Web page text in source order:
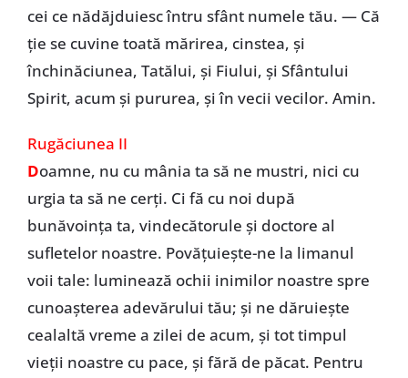
cei ce nădăjduiesc întru sfânt numele tău. — Că
ţie se cuvine toată mărirea, cinstea, şi
închinăciunea, Tatălui, şi Fiului, şi Sfântului
Spirit, acum şi pururea, şi în vecii vecilor. Amin.
Rugăciunea II
Doamne, nu cu mânia ta să ne mustri, nici cu
urgia ta să ne cerţi. Ci fă cu noi după
bunăvoinţa ta, vindecătorule şi doctore al
sufletelor noastre. Povățuieşte-ne la limanul
voii tale: luminează ochii inimilor noastre spre
cunoaşterea adevărului tău; şi ne dăruieşte
cealaltă vreme a zilei de acum, şi tot timpul
vieţii noastre cu pace, şi fără de păcat. Pentru